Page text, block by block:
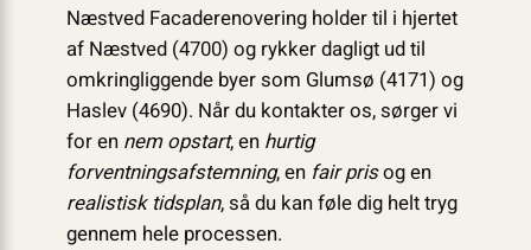
Næstved Facaderenovering holder til i hjertet
af Næstved (4700) og rykker dagligt ud til
omkringliggende byer som Glumsø (4171) og
Haslev (4690). Når du kontakter os, sørger vi
for en nem opstart, en hurtig
forventningsafstemning, en fair prisog en
realistisk tidsplan, så du kan føle dig helt tryg
gennem hele processen.